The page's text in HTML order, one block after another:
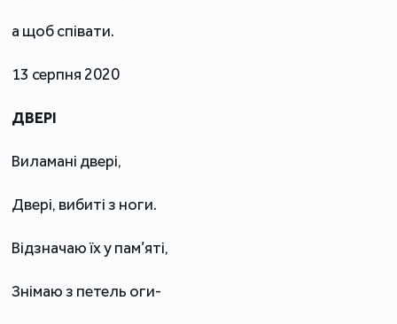
а щоб співати.
13 серпня 2020
ДВЕРІ
Виламані двері,
Двері, вибиті з ноги.
Відзначаю їх у пам’яті,
Знімаю з петель оги-